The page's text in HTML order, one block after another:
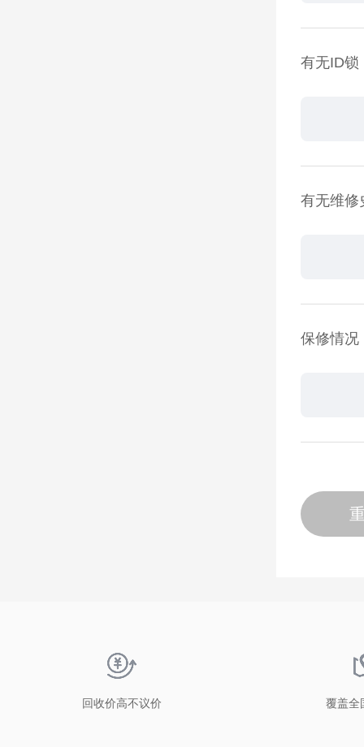
有无ID锁
有无维
保修情况
回收价高不议价 覆盖全